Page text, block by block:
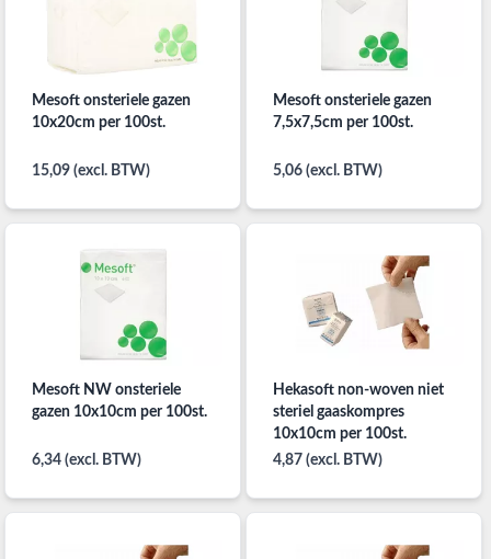
Mesoft onsteriele gazen
10x20cm per 100st.
15,09 (excl. BTW)
Mesoft onsteriele gazen
7,5x7,5cm per 100st.
5,06 (excl. BTW)
Mesoft NW onsteriele
gazen 10x10cm per 100st.
6,34 (excl. BTW)
Hekasoft non-woven niet
steriel gaaskompres
10x10cm per 100st.
4,87 (excl. BTW)